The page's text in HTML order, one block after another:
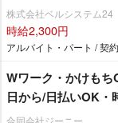
株式会社ベルシステム24
時給2,300円
アルバイト・パート / 契
Wワーク・かけも
日から/日払いOK・